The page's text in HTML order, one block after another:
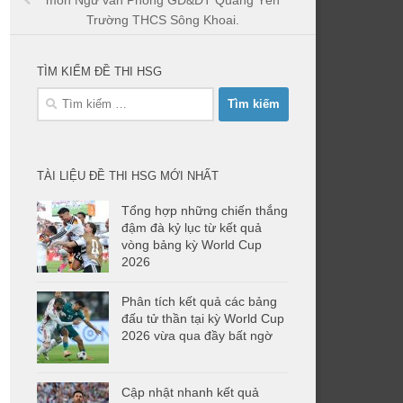
Trường THCS Sông Khoai.
TÌM KIẾM ĐỀ THI HSG
Tìm
TÀI LIỆU ĐỀ THI HSG MỚI NHẤT
Tổng hợp những chiến thắng
đậm đà kỷ lục từ kết quả
vòng bảng kỳ World Cup
2026
Phân tích kết quả các bảng
đấu tử thần tại kỳ World Cup
2026 vừa qua đầy bất ngờ
Cập nhật nhanh kết quả